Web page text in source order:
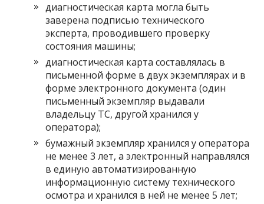
диагностическая карта могла быть
заверена подписью технического
эксперта, проводившего проверку
состояния машины;
диагностическая карта составлялась в
письменной форме в двух экземплярах и в
форме электронного документа (один
письменный экземпляр выдавали
владельцу ТС, другой хранился у
оператора);
бумажный экземпляр хранился у оператора
не менее 3 лет, а электронный направлялся
в единую автоматизированную
информационную систему технического
осмотра и хранился в ней не менее 5 лет;